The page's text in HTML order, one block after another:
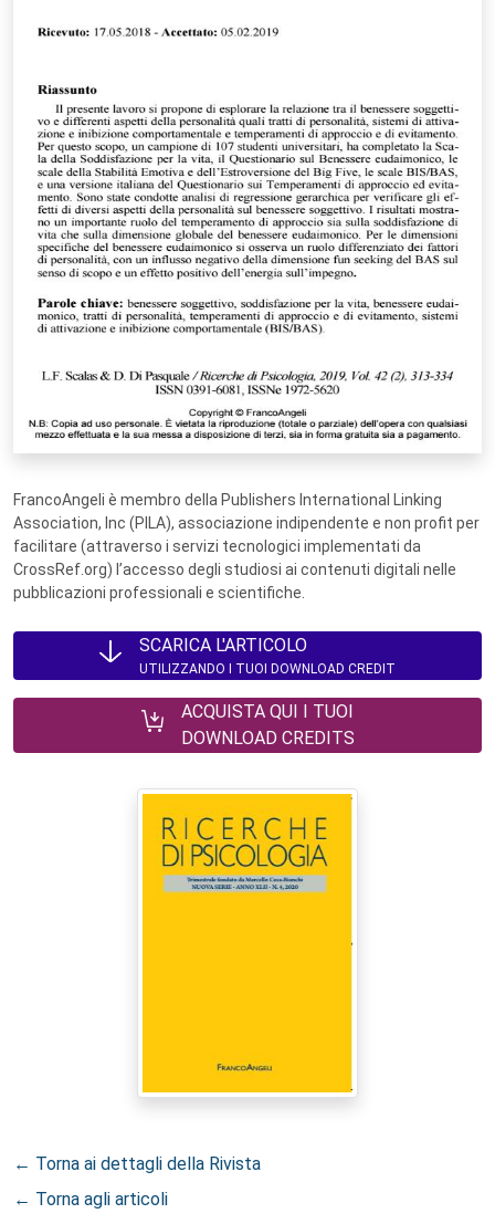
FrancoAngeli è membro della Publishers International Linking
Association, Inc (PILA), associazione indipendente e non profit per
facilitare (attraverso i servizi tecnologici implementati da
CrossRef.org) l’accesso degli studiosi ai contenuti digitali nelle
pubblicazioni professionali e scientifiche.
SCARICA L'ARTICOLO
UTILIZZANDO I TUOI DOWNLOAD CREDIT
ACQUISTA QUI I TUOI
DOWNLOAD CREDITS
← Torna ai dettagli della Rivista
← Torna agli articoli